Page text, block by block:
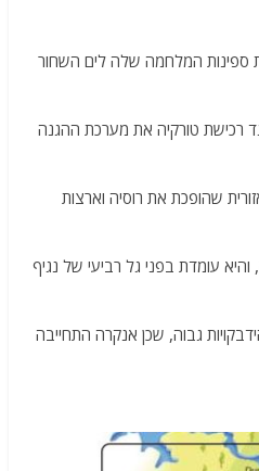
ספינות המלחמה שלה לים השחור
רכישת טורקיה את מערכת ההגנה
שהופכת את רוסיה וארצות
עומדת בפני גל רביעי של נגיף
גבוה, שכן אנקרה התחייבה